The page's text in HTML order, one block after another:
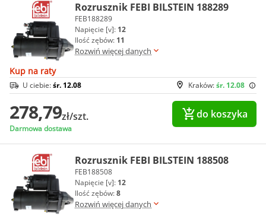
Rozrusznik FEBI BILSTEIN 188289
FEB188289
Napięcie [v]: 12
Ilość zębów: 11
Rozwiń więcej danych
Kup na raty
Kraków:śr. 12.08
U ciebie:śr. 12.08
278,79zł/szt.
Darmowa dostawa
do koszyka
Rozrusznik FEBI BILSTEIN 188508
FEB188508
Napięcie [v]: 12
Ilość zębów:8
Rozwiń więcej danych